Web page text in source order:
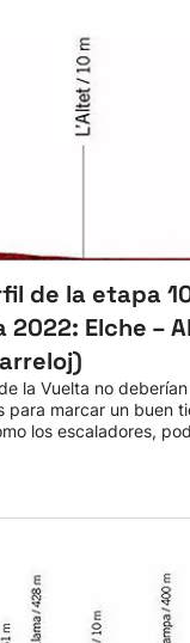
de la etapa
2022: Elche –
la Vuelta no
para marcar un buen
los escaladores,